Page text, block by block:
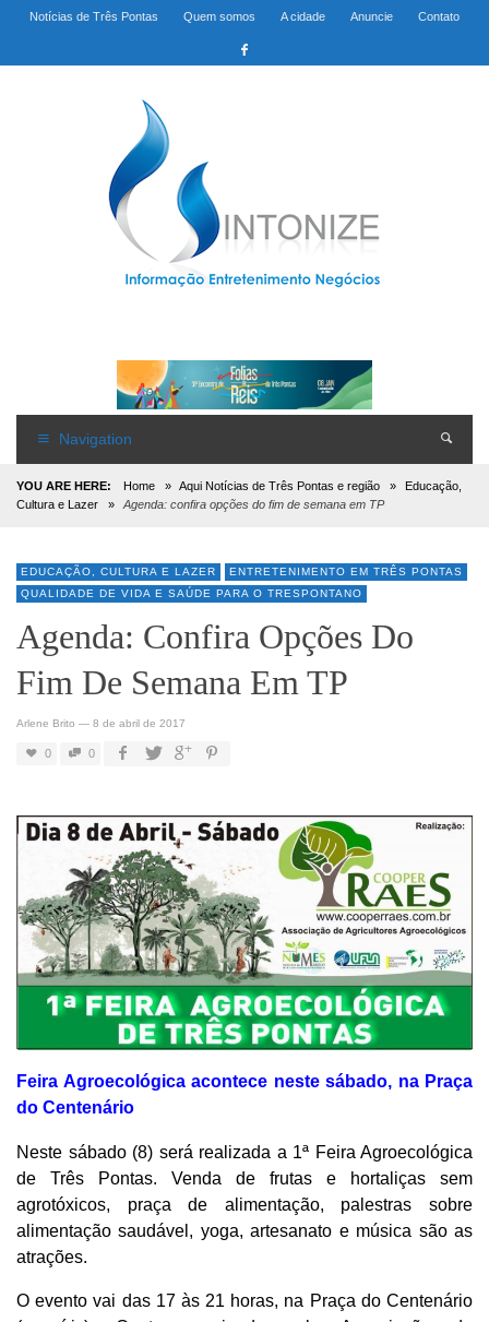
Notícias de Três Pontas Quem somos A cidade Anuncie Contato
Navigation
YOU ARE HERE: Home » Aqui Notícias de Três Pontas e região »
Educação,
Cultura e Lazer
» Agenda: confira opções do fim de semana em TP
EDUCAÇÃO, CULTURA E LAZER
ENTRETENIMENTO EM TRÊS PONTAS
QUALIDADE DE VIDA E SAÚDE PARA O TRESPONTANO
Agenda: Confira Opções Do
Fim De Semana Em TP
Arlene Brito — 8 de abril de 2017
0 0
Feira Agroecológica acontece neste sábado, na Praça
do Centenário
Neste sábado (8) será realizada a 1ª Feira Agroecológica
de Três Pontas. Venda de frutas e hortaliças sem
agrotóxicos, praça de alimentação, palestras sobre
alimentação saudável, yoga, artesanato e música são as
atrações.
O evento vai das 17 às 21 horas, na Praça do Centenário